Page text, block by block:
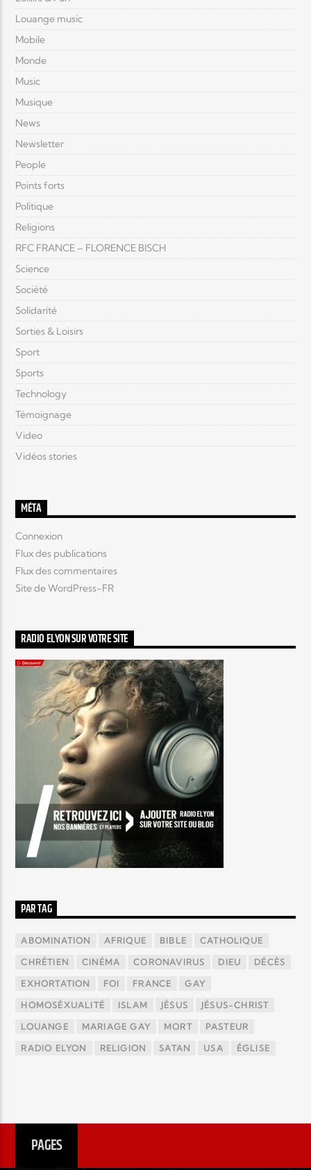
Louange music
Mobile
Monde
Music
Musique
News
Newsletter
People
Points forts
Politique
Religions
RFC FRANCE – FLORENCE BISCH
Science
Société
Solidarité
Sorties & Loisirs
Sport
Sports
Technology
Témoignage
Video
Vidéos stories
MÉTA
Connexion
Flux des publications
Flux des commentaires
Site de WordPress-FR
RADIO ELYON SUR VOTRE SITE
PAR TAG
ABOMINATION AFRIQUE BIBLE CATHOLIQUE
CHRÉTIEN CINÉMA CORONAVIRUS DIEU DÉCÈS
EXHORTATION FOI FRANCE GAY
HOMOSÉXUALITÉ ISLAM JÉSUS JÉSUS-CHRIST
LOUANGE MARIAGE GAY MORT PASTEUR
RADIO ELYON RELIGION SATAN USA ÉGLISE
PAGES